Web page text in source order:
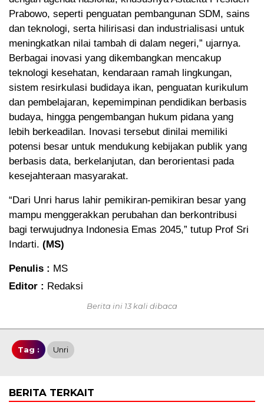
Prabowo, seperti penguatan pembangunan SDM, sains
dan teknologi, serta hilirisasi dan industrialisasi untuk
meningkatkan nilai tambah di dalam negeri,” ujarnya.
Berbagai inovasi yang dikembangkan mencakup
teknologi kesehatan, kendaraan ramah lingkungan,
sistem resirkulasi budidaya ikan, penguatan kurikulum
dan pembelajaran, kepemimpinan pendidikan berbasis
budaya, hingga pengembangan hukum pidana yang
lebih berkeadilan. Inovasi tersebut dinilai memiliki
potensi besar untuk mendukung kebijakan publik yang
berbasis data, berkelanjutan, dan berorientasi pada
kesejahteraan masyarakat.
“Dari Unri harus lahir pemikiran-pemikiran besar yang
mampu menggerakkan perubahan dan berkontribusi
bagi terwujudnya Indonesia Emas 2045,” tutup Prof Sri
Indarti. (MS)
Penulis : MS
Editor : Redaksi
Berita ini 13 kali dibaca
Tag : Unri
BERITA TERKAIT